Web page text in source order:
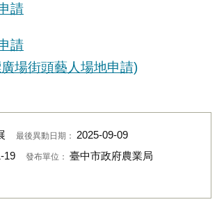
請
請
場街頭藝人場地申請)
最後異動日期： 2025-09-09
19 發布單位： 臺中市政府農業局